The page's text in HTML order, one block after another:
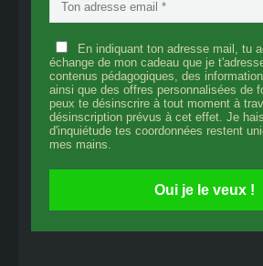
En indiquant ton adresse mail, tu
échange de mon cadeau que je
contenus pédagogiques, des
ainsi que des offres personnalisées de
peux te désinscrire à tout moment à
désinscription prévus à cet effet. Je
d'inquiétude tes coordonnées restent
mes mains.
Oui je le veux !